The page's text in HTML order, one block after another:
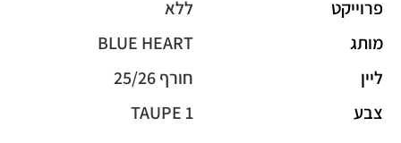
פרוייקט
ללא
מותג
BLUE HEART
ליין
חורף 25/26
צבע
TAUPE 1